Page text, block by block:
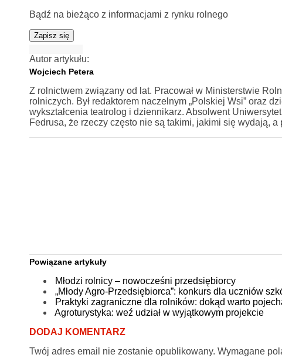
Bądź na bieżąco z informacjami z rynku rolnego
Zapisz się
Autor artykułu:
Wojciech Petera
Z rolnictwem związany od lat. Pracował w Ministerstwie
rolniczych. Był redaktorem naczelnym „Polskiej Wsi” oraz
wykształcenia teatrolog i dziennikarz. Absolwent
Fedrusa, że rzeczy często nie są takimi, jakimi się wydają,
Powiązane artykuły
Młodzi rolnicy – nowocześni przedsiębiorcy
„Młody Agro-Przedsiębiorca”: konkurs dla uczniów
Praktyki zagraniczne dla rolników: dokąd warto
Agroturystyka: weź udział w wyjątkowym projekcie
DODAJ KOMENTARZ
Twój adres email nie zostanie opublikowany. Wymagane